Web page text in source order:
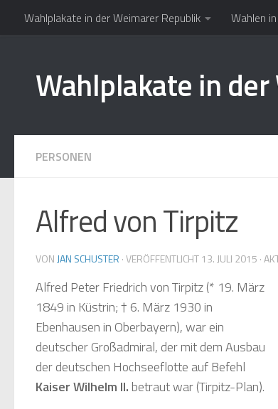
Zum Inhalt springen
Wahlplakate in der Weimarer Republik Wahlen
Wahlplakate in
PERSONEN
Alfred von Tirpitz
VON JAN SCHUSTER · VERÖFFENTLICHT13. JULI 2015 ·
Alfred Peter Friedrich von Tirpitz(* 19. März
1849 in Küstrin; † 6. März 1930 in
Ebenhausen in Oberbayern), war ein
deutscher Großadmiral, der mit dem Ausbau
der deutschen Hochseeflotte auf Befehl
Kaiser Wilhelm II. betraut war (Tirpitz-Plan).